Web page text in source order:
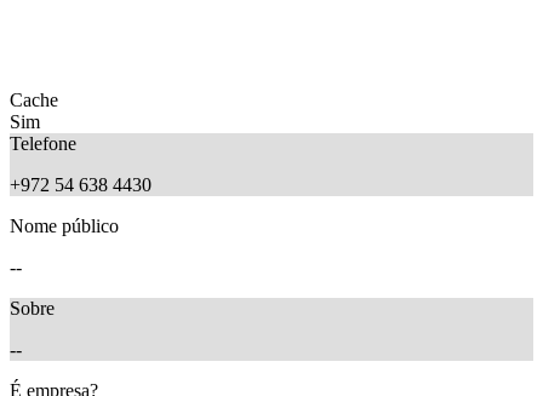
Cache
Sim
Telefone
+972 54 638 4430
Nome público
--
Sobre
--
É empresa?